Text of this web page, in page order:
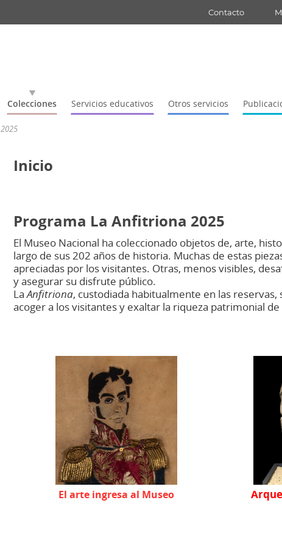
Contacto
Colecciones Servicios educativos Otros servicios
2025
Inicio
Programa La Anfitriona 2025
El Museo Nacional ha coleccionado objetos de, arte,
largo de sus 202 años de historia. Muchas de estas
apreciadas por los visitantes. Otras, menos visibles,
y asegurar su disfrute público.
LaAnfitriona, custodiada habitualmente en las
acoger a los visitantes y exaltar la riqueza patrimonial
El arte ingresa al Museo